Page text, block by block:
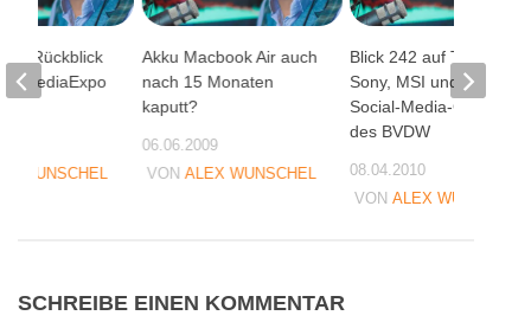
Akku Macbook Air auch
nach 15 Monaten
kaputt?
06.06.2009
VON ALEX WUNSCHEL
Blick 242 auf Trololo,
Sony, MSI und 10
Social-Media-Gebote
des BVDW
08.04.2010
VONALEX WUNSCHEL
als Rückblick
WUNSCHEL
SCHREIBE EINEN KOMMENTAR